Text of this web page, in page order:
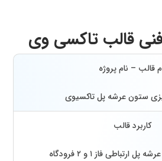
قالب تاکسی وی
قالب – نام پروژه
ستون عرشه پل تاکسیوی
کاربرد قالب
فاز ۱ و ۲ فرودگاه